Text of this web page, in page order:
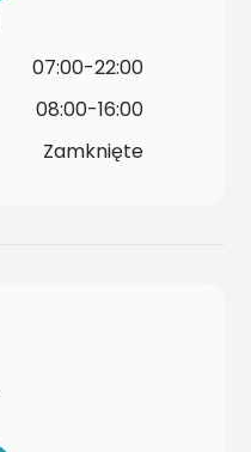
07:00-22:00
08:00-16:00
Zamknięte